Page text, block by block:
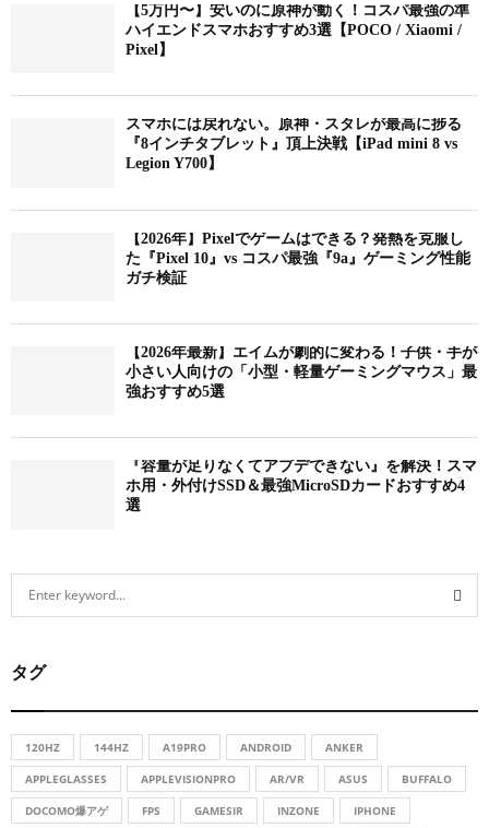
【5万円〜】安いのに原神が動く！コスパ最強の準
ハイエンドスマホおすすめ3選【POCO / Xiaomi /
Pixel】
スマホには戻れない。原神・スタレが最高に捗る
『8インチタブレット』頂上決戦【iPad mini 8 vs
Legion Y700】
【2026年】Pixelでゲームはできる？発熱を克服し
た『Pixel 10』vs コスパ最強『9a』ゲーミング性能
ガチ検証
【2026年最新】エイムが劇的に変わる！子供・手が
小さい人向けの「小型・軽量ゲーミングマウス」最
強おすすめ5選
『容量が足りなくてアプデできない』を解決！スマ
ホ用・外付けSSD＆最強MicroSDカードおすすめ4
選
c
r
:
R
タグ
120HZ 144HZ A19PRO ANDROID ANKER
APPLEGLASSES APPLEVISIONPRO AR/VR ASUS BUFFALO
DOCOMO爆アゲ FPS GAMESIR INZONE IPHONE